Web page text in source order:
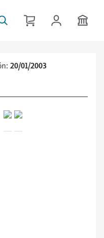
20/01/2003